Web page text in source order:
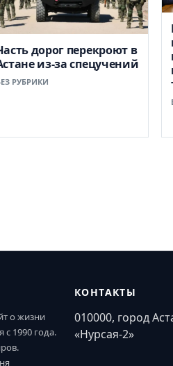
дорог перекроют в
из-за спецучений
РУБРИКИ
о жизни
с 1990 года.
КОНТАКТЫ
010000, город
«Нурсая-2»